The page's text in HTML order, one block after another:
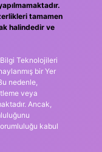
tamamen
halindedir ve
Teknolojileri
bir Yer
nedenle,
veya
Ancak,
kabul